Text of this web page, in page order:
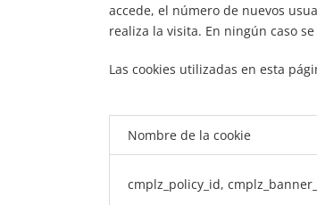
accede, el número de nuevos
realiza la visita. En ningún caso
Las cookies utilizadas en esta
Nombre de la cookie
cmplz_policy_id,